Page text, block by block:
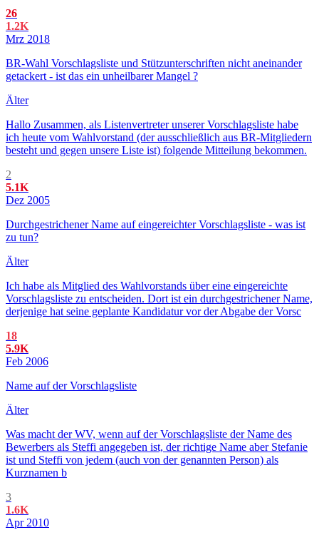
26
1.2K
Mrz 2018
BR-Wahl Vorschlagsliste und Stützunterschriften nicht aneinander
getackert - ist das ein unheilbarer Mangel ?
Älter
Hallo Zusammen, als Listenvertreter unserer Vorschlagsliste habe
ich heute vom Wahlvorstand (der ausschließlich aus BR-Mitgliedern
besteht und gegen unsere Liste ist) folgende Mitteilung bekommen.
2
5.1K
Dez 2005
Durchgestrichener Name auf eingereichter Vorschlagsliste - was ist
zu tun?
Älter
Ich habe als Mitglied des Wahlvorstands über eine eingereichte
Vorschlagsliste zu entscheiden. Dort ist ein durchgestrichener Name,
derjenige hat seine geplante Kandidatur vor der Abgabe der Vorsc
18
5.9K
Feb 2006
Name auf der Vorschlagsliste
Älter
Was macht der WV, wenn auf der Vorschlagsliste der Name des
Bewerbers als Steffi angegeben ist, der richtige Name aber Stefanie
ist und Steffi von jedem (auch von der genannten Person) als
Kurznamen b
3
1.6K
Apr 2010